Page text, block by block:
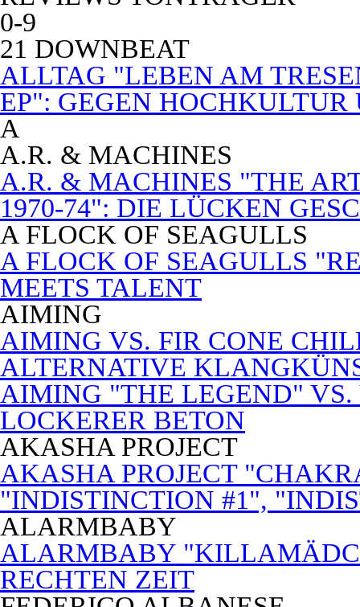
0-9
21 DOWNBEAT
ALLTAG "LEBEN AM
EP": GEGEN
A
A.R. & MACHINES
A.R. & MACHINES "THE
1970-74": DIE LÜCKEN
A FLOCK OF SEAGULLS
A FLOCK OF SEAGULLS
MEETS TALENT
AIMING
AIMING VS. FIR CONE
ALTERNATIVE
AIMING "THE LEGEND"
LOCKERER BETON
AKASHA PROJECT
AKASHA PROJECT
"INDISTINCTION #1",
ALARMBABY
ALARMBABY
RECHTEN ZEIT